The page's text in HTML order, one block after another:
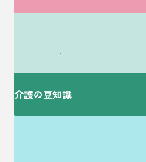
介護の豆知識